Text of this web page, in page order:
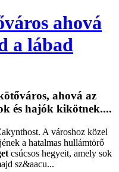
ahová
a lábad
ahová az
és hajók kikötnek....
A városhoz közel
a hatalmas hullámtörő
csúcsos hegyeit, amely sok
sz&aacu...